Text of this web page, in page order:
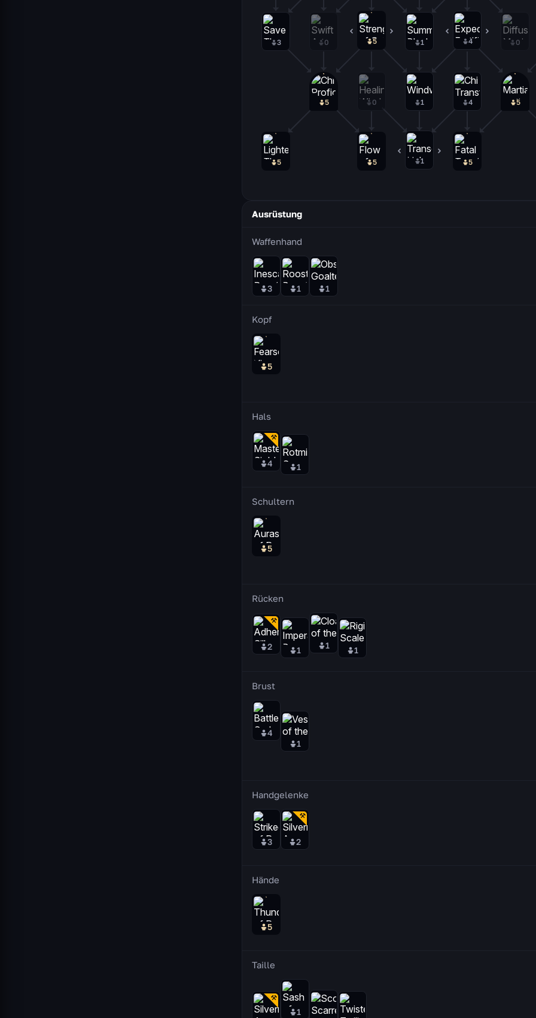
5
5 5
5 5 5
4
4
3
1
1
1
0 0
0
Ausrüstung
Waffenhand
3 1 1
Kopf
5
Hals
4 1
Schultern
5
Rücken
2 1 1 1
Brust
4
1
Handgelenke
3 2
Hände
5
Taille
1